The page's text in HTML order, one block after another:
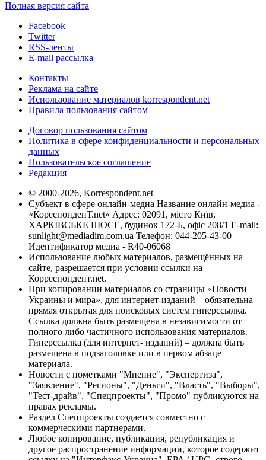
Полная версия сайта
Facebook
Twitter
RSS-ленты
E-mail рассылка
Контакты
Реклама на сайте
Использование материалов korrespondent.net
Правила пользования сайтом
Договор пользования сайтом
Политика в сфере конфиденциальности и персональных
данных
Пользовательское соглашение
Редакция
© 2000-2026, Korrespondent.net
Субъект в сфере онлайн-медиа Название онлайн-медиа -
«КореспонденТ.net» Адрес: 02091, місто Київ,
ХАРКІВСЬКЕ ШОСЕ, будинок 172-Б, офіс 208/1 E-mail:
sunlight@mediadim.com.ua Телефон: 044-205-43-00
Идентификатор медиа - R40-06068
Использование любых материалов, размещённых на
сайте, разрешается при условии ссылки на
Корреспондент.net.
При копировании материалов со страницы «Новости
Украины и мира», для интернет-изданий – обязательна
прямая открытая для поисковых систем гиперссылка.
Ссылка должна быть размещена в независимости от
полного либо частичного использования материалов.
Гиперссылка (для интернет- изданий) – должна быть
размещена в подзаголовке или в первом абзаце
материала.
Новости с пометками "Мнение", "Экспертиза",
"Заявление", "Регионы", "Деньги", "Власть", "Выборы",
"Тест-драйв", "Спецпроекты", "Промо" публикуются на
правах рекламы.
Раздел Спецпроекты создается совместно с
коммерческими партнерами.
Любое копирование, публикация, републикация и
другое распространение информации, которое содержит